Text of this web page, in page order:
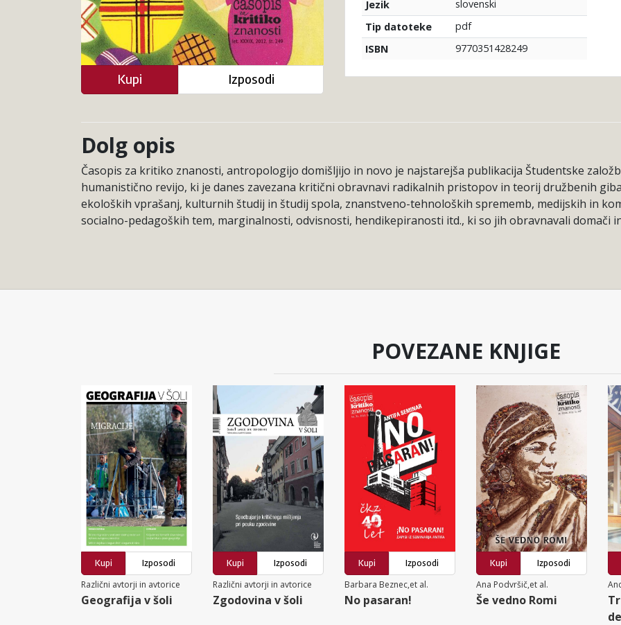
Jezik
slovenski
Tip datoteke
pdf
ISBN
9770351428249
Kupi Izposodi
Dolg opis
Časopis za kritiko znanosti, antropologijo domišljijo in novo je najstarejša publikacija Študentske
humanistično revijo, ki je danes zavezana kritični obravnavi radikalnih pristopov in teorij družbenih
ekoloških vprašanj, kulturnih študij in študij spola, znanstveno-tehnoloških sprememb, medijskih in
socialno-pedagoških tem, marginalnosti, odvisnosti, hendikepiranosti itd., ki so jih obravnavali domači
POVEZANE KNJIGE
Kupi
Izposodi
Različni avtorji in avtorice
Geografija v šoli
Kupi
Izposodi
Različni avtorji in avtorice
Zgodovina v šoli
Kupi
Izposodi
Barbara Beznec,et al.
No pasaran!
Kupi
Izposodi
Ana Podvršič,et al.
Še vedno Romi